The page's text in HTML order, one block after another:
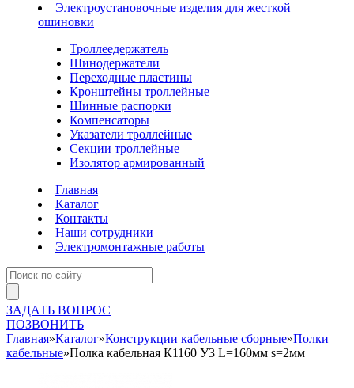
Электроустановочные изделия для жесткой
ошиновки
Троллеедержатель
Шинодержатели
Переходные пластины
Кронштейны троллейные
Шинные распорки
Компенсаторы
Указатели троллейные
Секции троллейные
Изолятор армированный
Главная
Каталог
Контакты
Наши сотрудники
Электромонтажные работы
ЗАДАТЬ ВОПРОС
ПОЗВОНИТЬ
Главная»Каталог»Конструкции кабельные сборные»Полки
кабельные»Полка кабельная К1160 У3 L=160мм s=2мм